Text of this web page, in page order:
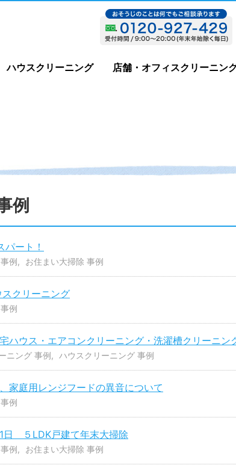
ハウスクリーニング 店舗・オフィスクリーニン
例
ート！
例 お住まい大掃除 事例
クリーニング
例
ハウス・エアコンクリーニング・洗濯槽クリーニン
ニング 事例 ハウスクリーニング 事例
家庭用レンジフードの異音について
例
５LDK戸建て年末大掃除
例 お住まい大掃除 事例